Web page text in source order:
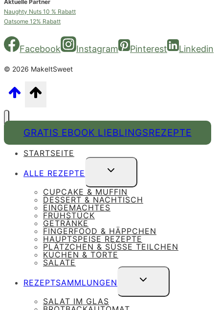
Aktuelle Partner
Naughty Nuts 10 % Rabatt
Oatsome 12% Rabatt
Facebook Instagram Pinterest Linkedin
© 2026 MakeItSweet
GRATIS EBOOK LIEBLINGSREZEPTE
STARTSEITE
ALLE REZEPTE
UNTERMENÜ
UMSCHALTEN
CUPCAKE & MUFFIN
DESSERT & NACHTISCH
EINGEMACHTES
FRÜHSTÜCK
GETRÄNKE
FINGERFOOD & HÄPPCHEN
HAUPTSPEISE REZEPTE
PLÄTZCHEN & SÜSSE TEILCHEN
KUCHEN & TORTE
SALATE
REZEPTSAMMLUNGEN
UNTERMENÜ
UMSCHALTEN
SALAT IM GLAS